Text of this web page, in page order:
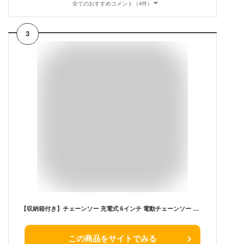
全てのおすすめコメント（4件）
3
【収納箱付き】チェーンソー 充電式 6インチ 電動チェーンソー 小型チェーンソー コードレス 21V 2.0Ah 電動のこぎり 電動ノコギリ ミニチェンソー 家庭用 女性 軽量 片手 強力 木工切断 枝切り 薪作り 取り付け工具不要
この商品をサイトでみる